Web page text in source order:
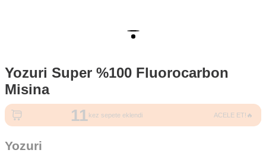
Yozuri Super %100 Fluorocarbon
Misina
11kez sepete eklendi ACELE ET!🔥
Yozuri